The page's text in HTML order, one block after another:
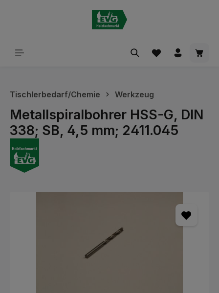
Tischlerbedarf/Chemie Werkzeug
Metallspiralbohrer HSS-G, DIN
338; SB, 4,5 mm; 2411.045